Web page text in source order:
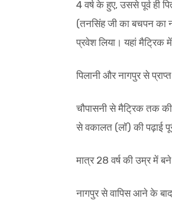
4 वर्ष के हुए, उससे पूर्व ही
(तनसिंह जी का बचपन का
प्रवेश लिया। यहां मैट्रिक
पिलानी और नागपुर से
चौपासनी से मैट्रिक तक की
से वकालत (लॉ) की पढ़ाई
मात्र 28 वर्ष की उम्र में
नागपुर से वापिस आने के